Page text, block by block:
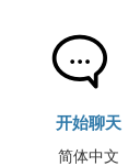
开始聊天
简体中文